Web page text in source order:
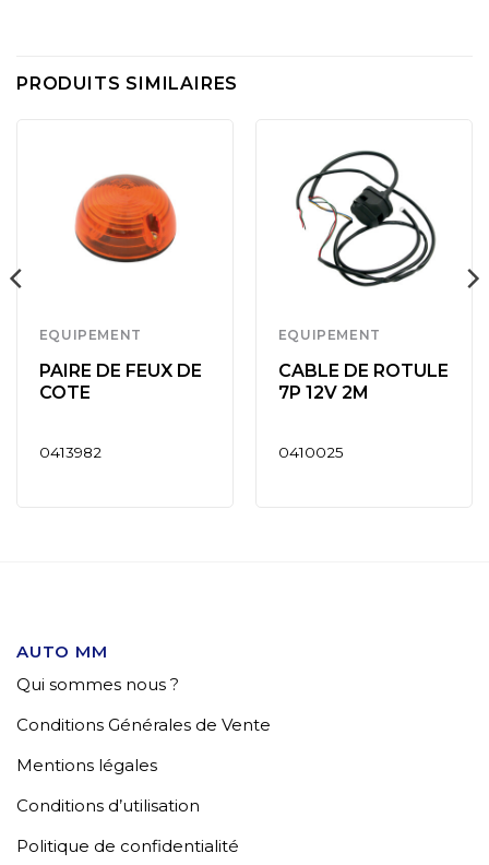
PRODUITS SIMILAIRES
EQUIPEMENT
PAIRE DE FEUX DE
COTE
0413982
EQUIPEMENT
CABLE DE ROTULE
7P 12V 2M
0410025
AUTO MM
Qui sommes nous ?
Conditions Générales de Vente
Mentions légales
Conditions d’utilisation
Politique de confidentialité